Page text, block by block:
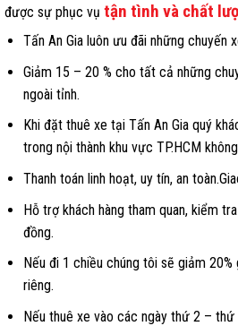
được sự phục vụ tận tình và chất
Tấn An Gia luôn ưu đãi những chuyến
Giảm 15 – 20 % cho tất cả những
ngoài tỉnh.
Khi đặt thuê xe tại Tấn An Gia quý
trong nội thành khu vực TP.HCM
Thanh toán linh hoạt, uy tín, an
Hỗ trợ khách hàng tham quan, kiểm
đồng.
Nếu đi 1 chiều chúng tôi sẽ giảm
riêng.
Nếu thuê xe vào các ngày thứ 2 –